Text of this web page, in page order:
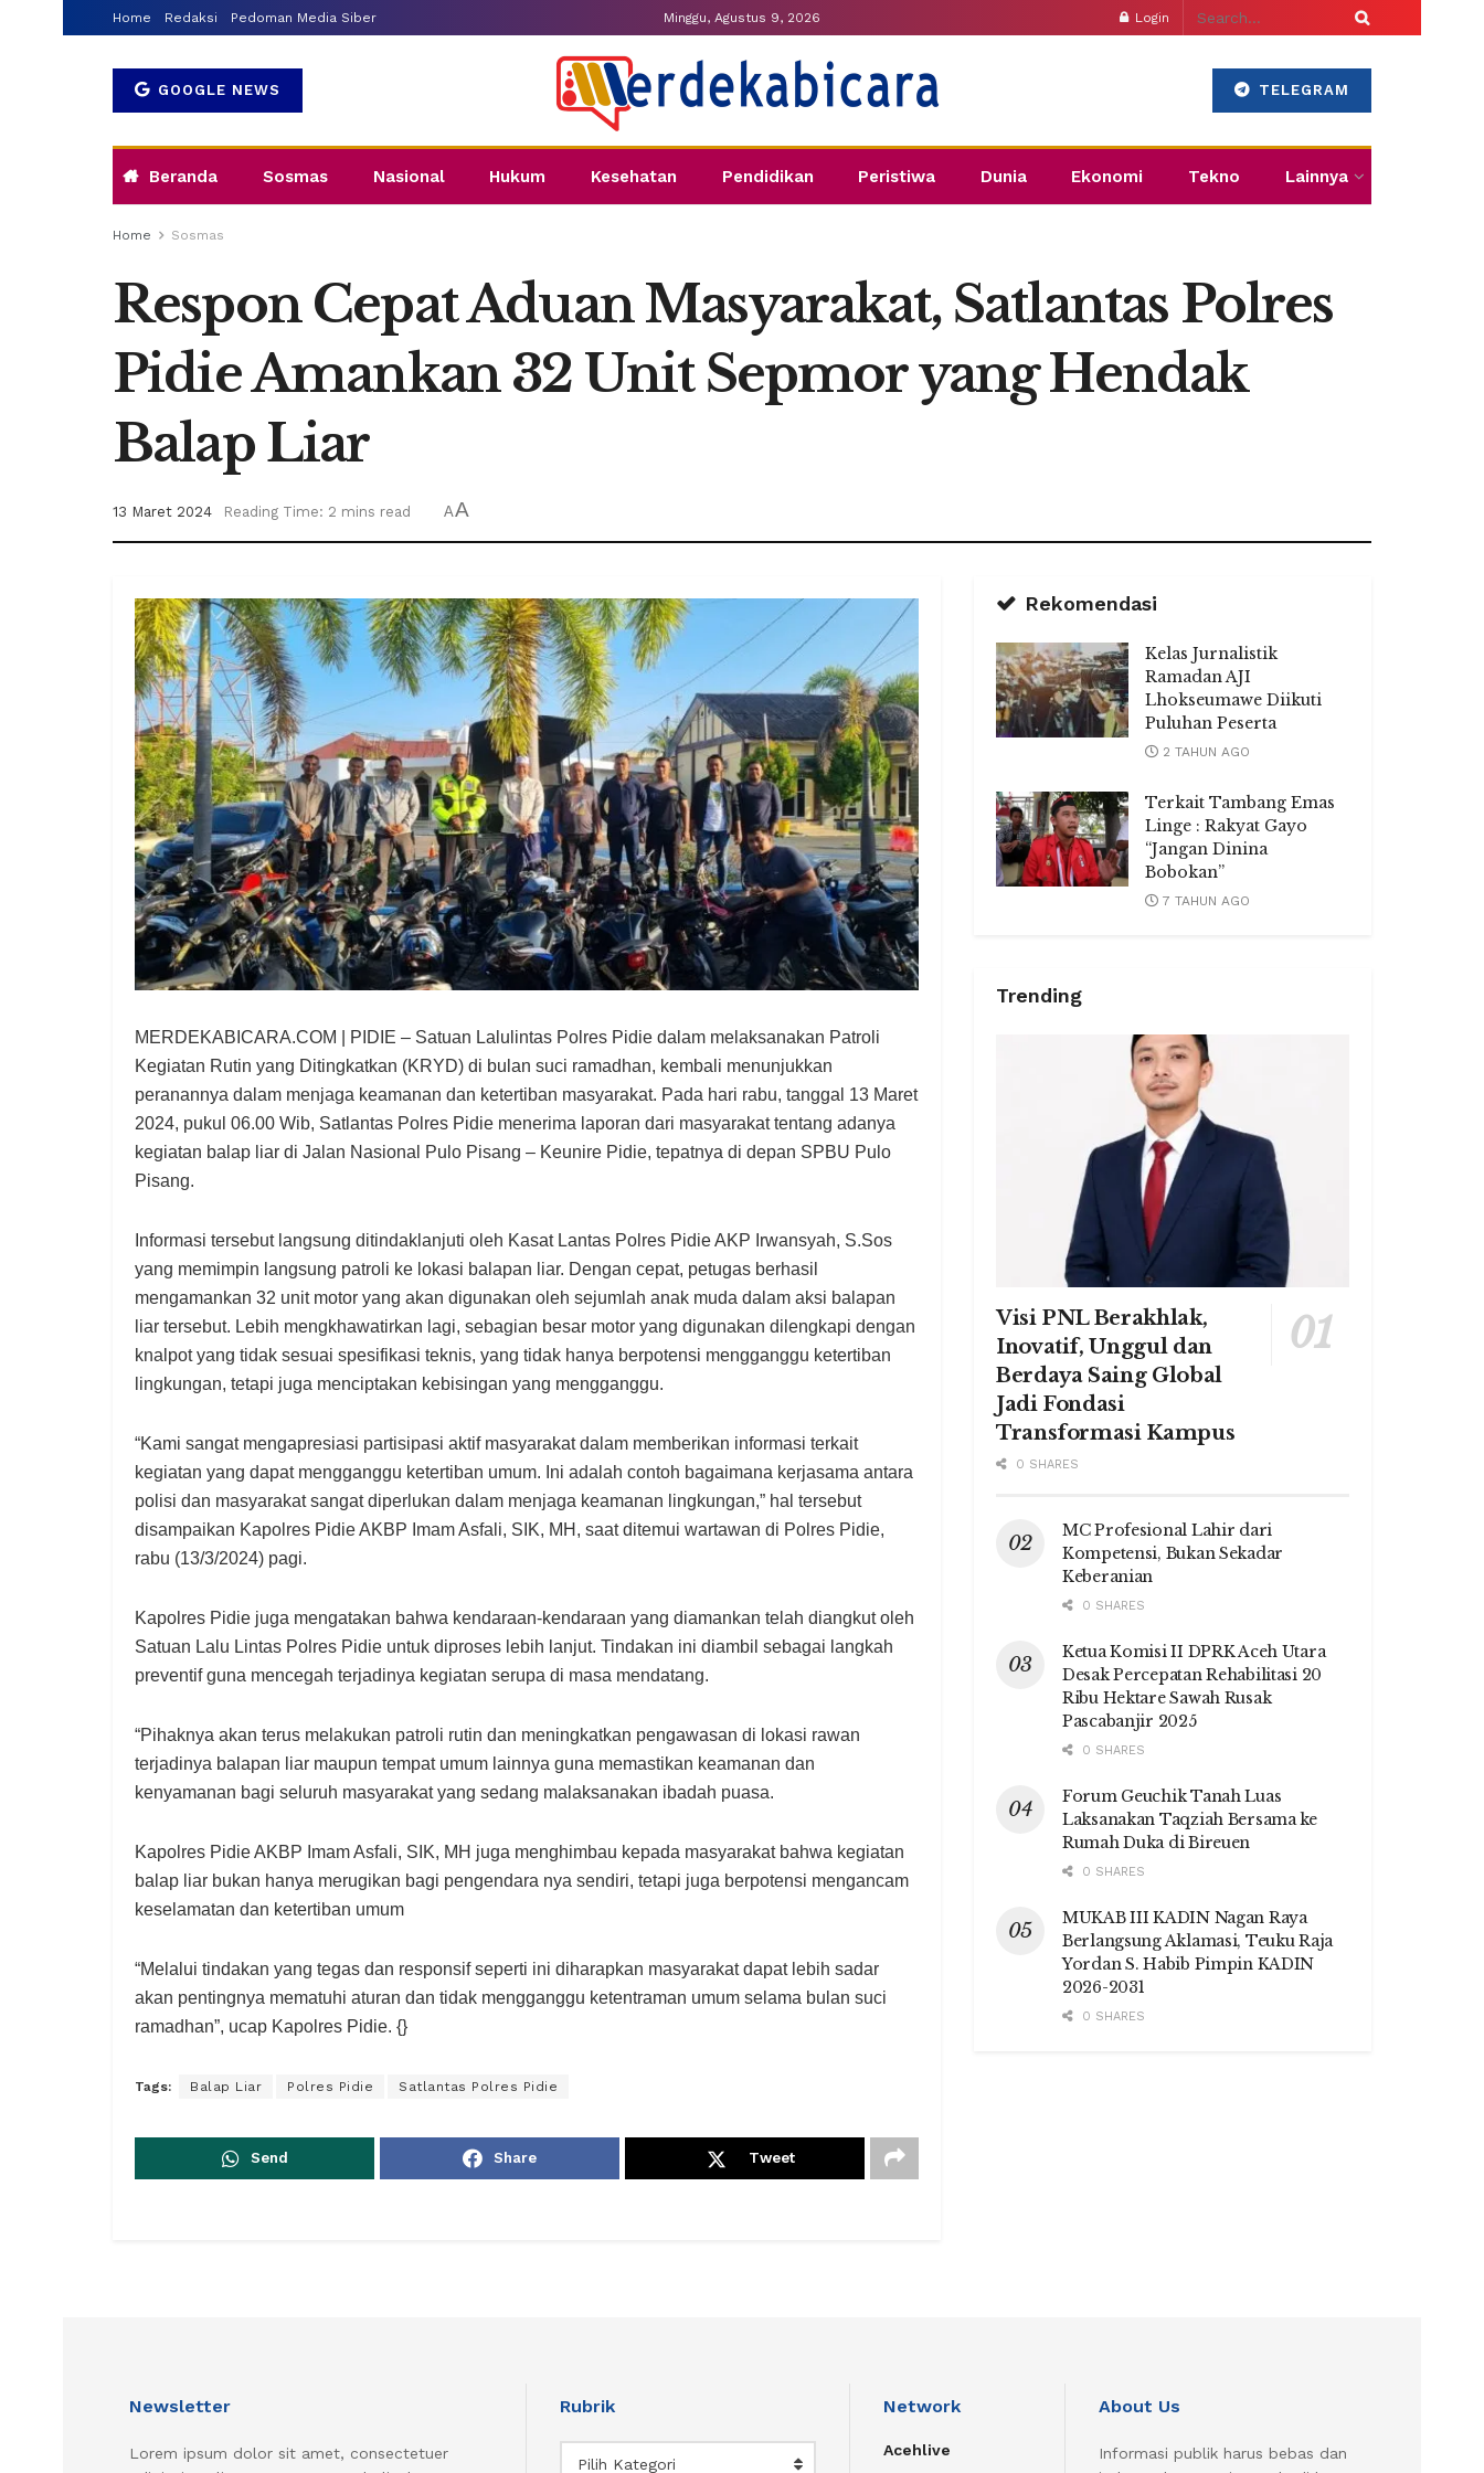
Home Redaksi Pedoman Media Siber Minggu, Agustus 9, 2026 Login
GOOGLE NEWS TELEGRAM
Beranda Sosmas Nasional Hukum Kesehatan Pendidikan Peristiwa Dunia Ekonomi Tekno Lainnya
Home Sosmas
Respon Cepat Aduan Masyarakat, Satlantas Polres
Pidie Amankan 32 Unit Sepmor yang Hendak
Balap Liar
13 Maret 2024 Reading Time: 2 mins read AA
MERDEKABICARA.COM | PIDIE – Satuan Lalulintas Polres Pidie dalam melaksanakan Patroli
Kegiatan Rutin yang Ditingkatkan (KRYD) di bulan suci ramadhan, kembali menunjukkan
peranannya dalam menjaga keamanan dan ketertiban masyarakat. Pada hari rabu, tanggal 13 Maret
2024, pukul 06.00 Wib, Satlantas Polres Pidie menerima laporan dari masyarakat tentang adanya
kegiatan balap liar di Jalan Nasional Pulo Pisang – Keunire Pidie, tepatnya di depan SPBU Pulo
Pisang.
Informasi tersebut langsung ditindaklanjuti oleh Kasat Lantas Polres Pidie AKP Irwansyah, S.Sos
yang memimpin langsung patroli ke lokasi balapan liar. Dengan cepat, petugas berhasil
mengamankan 32 unit motor yang akan digunakan oleh sejumlah anak muda dalam aksi balapan
liar tersebut. Lebih mengkhawatirkan lagi, sebagian besar motor yang digunakan dilengkapi dengan
knalpot yang tidak sesuai spesifikasi teknis, yang tidak hanya berpotensi mengganggu ketertiban
lingkungan, tetapi juga menciptakan kebisingan yang mengganggu.
“Kami sangat mengapresiasi partisipasi aktif masyarakat dalam memberikan informasi terkait
kegiatan yang dapat mengganggu ketertiban umum. Ini adalah contoh bagaimana kerjasama antara
polisi dan masyarakat sangat diperlukan dalam menjaga keamanan lingkungan,” hal tersebut
disampaikan Kapolres Pidie AKBP Imam Asfali, SIK, MH, saat ditemui wartawan di Polres Pidie,
rabu (13/3/2024) pagi.
Kapolres Pidie juga mengatakan bahwa kendaraan-kendaraan yang diamankan telah diangkut oleh
Satuan Lalu Lintas Polres Pidie untuk diproses lebih lanjut. Tindakan ini diambil sebagai langkah
preventif guna mencegah terjadinya kegiatan serupa di masa mendatang.
“Pihaknya akan terus melakukan patroli rutin dan meningkatkan pengawasan di lokasi rawan
terjadinya balapan liar maupun tempat umum lainnya guna memastikan keamanan dan
kenyamanan bagi seluruh masyarakat yang sedang malaksanakan ibadah puasa.
Kapolres Pidie AKBP Imam Asfali, SIK, MH juga menghimbau kepada masyarakat bahwa kegiatan
balap liar bukan hanya merugikan bagi pengendara nya sendiri, tetapi juga berpotensi mengancam
keselamatan dan ketertiban umum
“Melalui tindakan yang tegas dan responsif seperti ini diharapkan masyarakat dapat lebih sadar
akan pentingnya mematuhi aturan dan tidak mengganggu ketentraman umum selama bulan suci
ramadhan”, ucap Kapolres Pidie. {}
Tags: Balap Liar Polres Pidie Satlantas Polres Pidie
Send Share Tweet
Rekomendasi
Kelas Jurnalistik
Ramadan AJI
Lhokseumawe Diikuti
Puluhan Peserta
2 TAHUN AGO
Terkait Tambang Emas
Linge : Rakyat Gayo
“Jangan Dinina
Bobokan”
7 TAHUN AGO
Trending
Visi PNL Berakhlak,
Inovatif, Unggul dan
Berdaya Saing Global
Jadi Fondasi
Transformasi Kampus
0 SHARES
MC Profesional Lahir dari
Kompetensi, Bukan Sekadar
Keberanian
0 SHARES
Ketua Komisi II DPRK Aceh Utara
Desak Percepatan Rehabilitasi 20
Ribu Hektare Sawah Rusak
Pascabanjir 2025
0 SHARES
Forum Geuchik Tanah Luas
Laksanakan Taqziah Bersama ke
Rumah Duka di Bireuen
0 SHARES
MUKAB III KADIN Nagan Raya
Berlangsung Aklamasi, Teuku Raja
Yordan S. Habib Pimpin KADIN
2026-2031
0 SHARES
Newsletter
Lorem ipsum dolor sit amet, consectetuer
Rubrik
Pilih Kategori
Network
Acehlive
About Us
Informasi publik harus bebas dan